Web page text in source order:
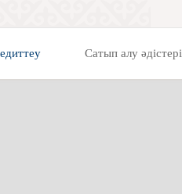
Сатып алу әдістері